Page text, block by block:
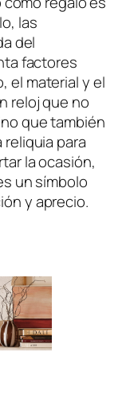
las
del
factores
el material y el
reloj que no
que también
para
la ocasión,
un símbolo
y aprecio.